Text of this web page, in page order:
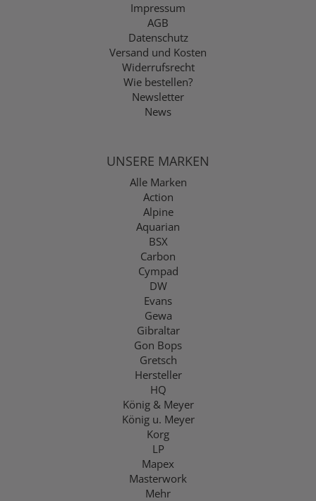
Impressum
AGB
Datenschutz
Versand und Kosten
Widerrufsrecht
Wie bestellen?
Newsletter
News
UNSERE MARKEN
Alle Marken
Action
Alpine
Aquarian
BSX
Carbon
Cympad
DW
Evans
Gewa
Gibraltar
Gon Bops
Gretsch
Hersteller
HQ
König & Meyer
König u. Meyer
Korg
LP
Mapex
Masterwork
Mehr